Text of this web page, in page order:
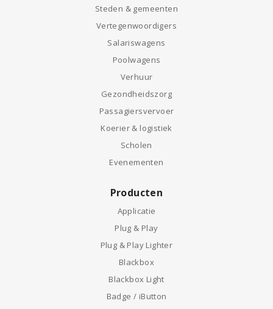
Steden & gemeenten
Vertegenwoordigers
Salariswagens
Poolwagens
Verhuur
Gezondheidszorg
Passagiersvervoer
Koerier & logistiek
Scholen
Evenementen
Producten
Applicatie
Plug & Play
Plug & Play Lighter
Blackbox
Blackbox Light
Badge / iButton